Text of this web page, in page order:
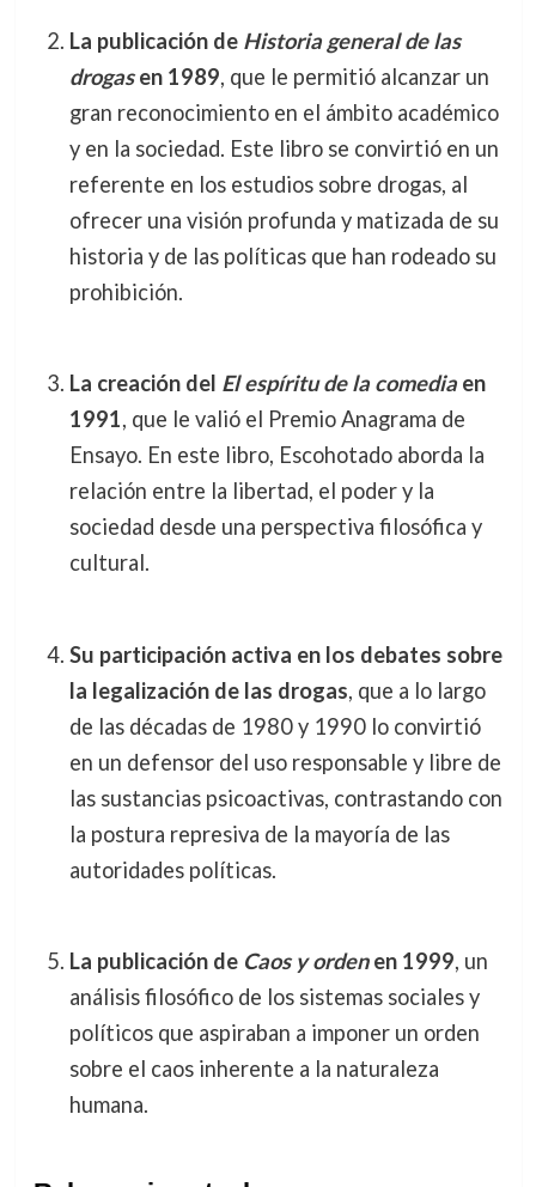
La publicación de Historia general de las
drogasen 1989, que le permitió alcanzar un
gran reconocimiento en el ámbito académico
y en la sociedad. Este libro se convirtió en un
referente en los estudios sobre drogas, al
ofrecer una visión profunda y matizada de su
historia y de las políticas que han rodeado su
prohibición.
La creación del El espíritu de la comediaen
1991, que le valió el Premio Anagrama de
Ensayo. En este libro, Escohotado aborda la
relación entre la libertad, el poder y la
sociedad desde una perspectiva filosófica y
cultural.
Su participación activa en los debates sobre
la legalización de las drogas, que a lo largo
de las décadas de 1980 y 1990 lo convirtió
en un defensor del uso responsable y libre de
las sustancias psicoactivas, contrastando con
la postura represiva de la mayoría de las
autoridades políticas.
La publicación de Caos y ordenen 1999, un
análisis filosófico de los sistemas sociales y
políticos que aspiraban a imponer un orden
sobre el caos inherente a la naturaleza
humana.